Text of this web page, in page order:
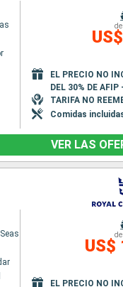
EL PRECIO NO
DEL 30% DE AFIP
TARIFA NO
Comidas
VER LAS
US$
EL PRECIO NO